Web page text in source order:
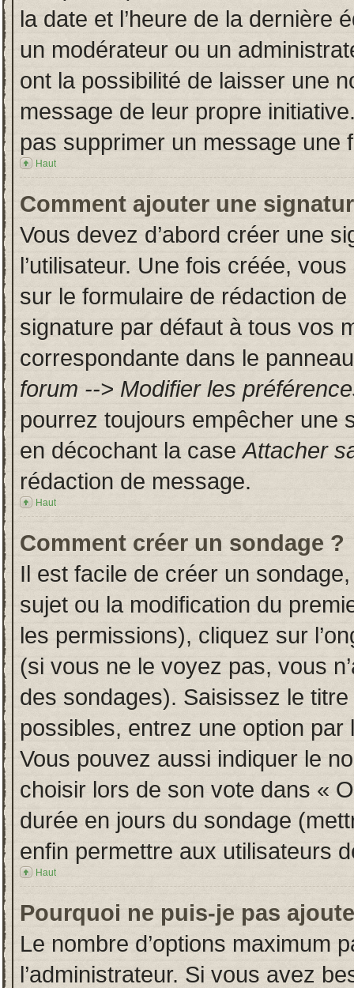
la date et l’heure de la dernière
un modérateur ou un
ont la possibilité de laisser une
message de leur propre
pas supprimer un message une
Haut
Comment ajouter une
Vous devez d’abord créer une
l’utilisateur. Une fois créée,
sur le formulaire de rédaction
signature par défaut à tous vos
correspondante dans le
forum --> Modifier les
pourrez toujours empêcher une
en décochant la caseAttacher
rédaction de message.
Haut
Comment créer un sondage ?
Il est facile de créer un
sujet ou la modification du
les permissions), cliquez sur
(si vous ne le voyez pas, vous
des sondages). Saisissez le
possibles, entrez une option
Vous pouvez aussi indiquer le
choisir lors de son vote dans «
durée en jours du sondage
enfin permettre aux utilisateurs
Haut
Pourquoi ne puis-je pas
Le nombre d’options maximum
l’administrateur. Si vous avez